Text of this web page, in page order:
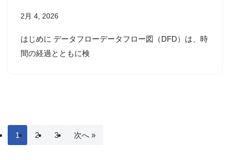
2月 4, 2026
はじめに データフローデータフロー図（DFD）は、時
間の経過とともに検
1 2 3 次へ »